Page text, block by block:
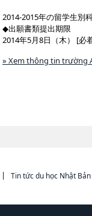
2014-2015年の留学生別
◆出願書類提出期限
2014年5月8日（木） [必
» Xem thông tin trường
Tin tức du học Nhật Bản